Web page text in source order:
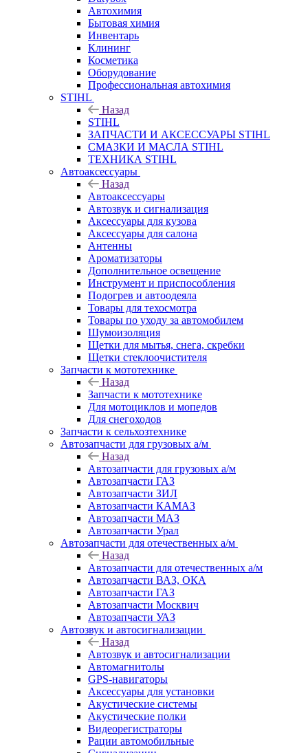
Автохимия
Бытовая химия
Инвентарь
Клининг
Косметика
Оборудование
Профессиональная автохимия
STIHL
Назад
STIHL
ЗАПЧАСТИ И АКСЕССУАРЫ STIHL
СМАЗКИ И МАСЛА STIHL
ТЕХНИКА STIHL
Автоаксессуары
Назад
Автоаксессуары
Автозвук и сигнализация
Аксессуары для кузова
Аксессуары для салона
Антенны
Ароматизаторы
Дополнительное освещение
Инструмент и приспособления
Подогрев и автоодеяла
Товары для техосмотра
Товары по уходу за автомобилем
Шумоизоляция
Щетки для мытья, снега, скребки
Щетки стеклоочистителя
Запчасти к мототехнике
Назад
Запчасти к мототехнике
Для мотоциклов и мопедов
Для снегоходов
Запчасти к сельхозтехнике
Автозапчасти для грузовых а/м
Назад
Автозапчасти для грузовых а/м
Автозапчасти ГАЗ
Автозапчасти ЗИЛ
Автозапчасти КАМАЗ
Автозапчасти МАЗ
Автозапчасти Урал
Автозапчасти для отечественных а/м
Назад
Автозапчасти для отечественных а/м
Автозапчасти ВАЗ, ОКА
Автозапчасти ГАЗ
Автозапчасти Москвич
Автозапчасти УАЗ
Автозвук и автосигнализации
Назад
Автозвук и автосигнализации
Автомагнитолы
GPS-навигаторы
Аксессуары для установки
Акустические системы
Акустические полки
Видеорегистраторы
Рации автомобильные